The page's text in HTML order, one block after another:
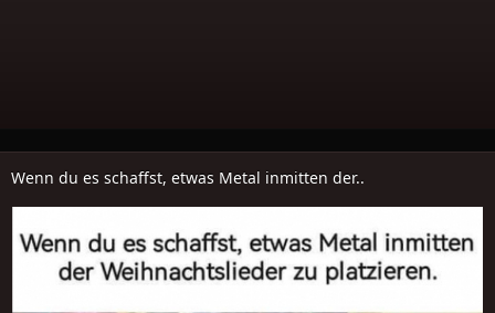
Wenn du es schaffst, etwas Metal inmitten der..